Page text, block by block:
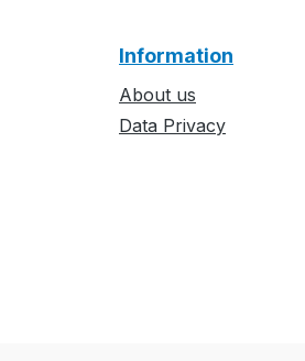
Information
About us
Data Privacy